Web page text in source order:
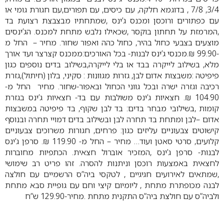
3/4, 7/8 ,
בדוגמא חלקה, עם כיסים, עם תפורים,עם חגורת גומי או
עם כפתורים ורוכסן ומכנס ג’ינס ,שמתחתיו מבצבצת רצועת בד
,המרמזת על תחתון בוקסר ,שכאילו נלבש מתחת למכנס. הג’ינסים
מוצעים בצבעי כחול בהיר, כחול כהה ואפור שחור. מחיר – החל מ
-99.90 ₪.מכנסי ג’ינס לבנות- בכל האורכים:ממכנס קצרצר
ועד אורך
מלא, בשילוב לייקרה בבד או בלי לייקרה,בשילוב בדים נוספים כגון
פיפיטה :משבצות אדום לבן, גזרות מגוונות : סקיני, בלון (חיתול),גזרת
רכיבה וגזרה ישרה ובכל גווני הכחול ובאפור-שחור. מחיר החל מ-
104.90 ₪.
חצאיות ג’ינס משולבות עם בד- חצאיות ג’ינס בגזרת
קומות ,בשילובי מבחרבדים: בד לבן שקוף, בד פיפיטה במשבצות
אדום –לבן ומתחת בד תחרה לבן ובשילוב בדים דמויי תחרה ובנוסף
קישוטים צבעוניים עליזים כגון: פרחים, חגורות משרוכים צבעוניים
קלועים, סרטי סאטן ועוד… מחיר – החל מ- 119.90 ₪.
סרפן ג’ינס
לבנות- סרפן ג’ינס ,המזכיר אוברול חצאית. הכתפיות מחוברות
לחצאית באמצעות רוכסן וניתנות להסרה. זהו פריט רב שימושי
,שמתאים לאירועים חגיגיים , לטקסי ביה”ס הרשמיים עם חולצה
לבנה מכופתרת מתחת , ליומיום קיצי וחם עם גופיית סבא מתחת
ולביה”ס עם חולצת ביה”ס התקנית מתחת .מחיר-129.90 ש”ח